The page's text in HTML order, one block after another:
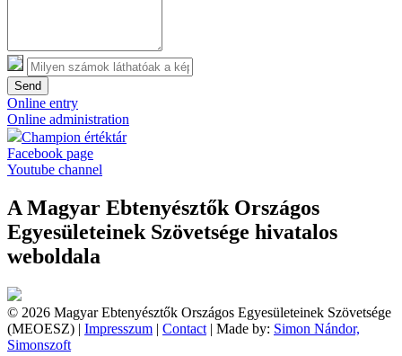
Send
Online entry
Online administration
Champion értéktár
Facebook page
Youtube channel
A Magyar Ebtenyésztők Országos
Egyesületeinek Szövetsége hivatalos
weboldala
© 2026 Magyar Ebtenyésztők Országos Egyesületeinek Szövetsége
(MEOESZ) | Impresszum | Contact | Made by: Simon Nándor,
Simonszoft